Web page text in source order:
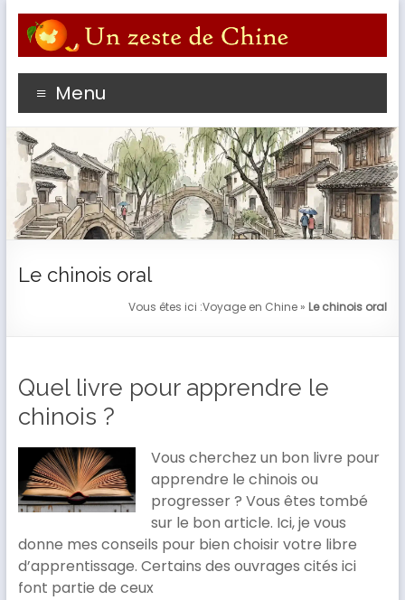
contenu
Profitez du meilleur de votre séjour en Chine avec un
Menu
Le chinois oral
Vous êtes ici :Voyage en Chine » Le chinois oral
Quel livre pour apprendre le
chinois ?
Vous cherchez un bon livre pour
apprendre le chinois ou
progresser ? Vous êtes tombé
sur le bon article. Ici, je vous
donne mes conseils pour bien choisir votre libre
d’apprentissage. Certains des ouvrages cités ici
font partie de ceux